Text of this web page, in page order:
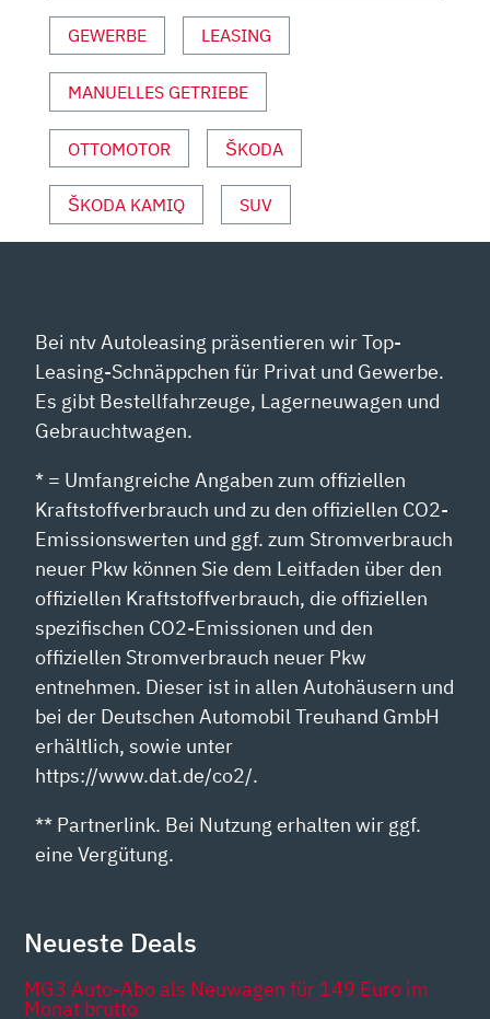
VON
YOUTUBE
GEWERBE LEASING
MANUELLES GETRIEBE
OTTOMOTOR ŠKODA
ŠKODA KAMIQ SUV
Bei ntv Autoleasing präsentieren wir Top-
Leasing-Schnäppchen für Privat und Gewerbe.
Es gibt Bestellfahrzeuge, Lagerneuwagen und
Gebrauchtwagen.
* = Umfangreiche Angaben zum offiziellen
Kraftstoffverbrauch und zu den offiziellen CO2-
Emissionswerten und ggf. zum Stromverbrauch
neuer Pkw können Sie dem Leitfaden über den
offiziellen Kraftstoffverbrauch, die offiziellen
spezifischen CO2-Emissionen und den
offiziellen Stromverbrauch neuer Pkw
entnehmen. Dieser ist in allen Autohäusern und
bei der Deutschen Automobil Treuhand GmbH
erhältlich, sowie unter
https://www.dat.de/co2/.
** Partnerlink. Bei Nutzung erhalten wir ggf.
eine Vergütung.
Neueste Deals
MG3 Auto-Abo als Neuwagen für 149 Euro im
Monat brutto